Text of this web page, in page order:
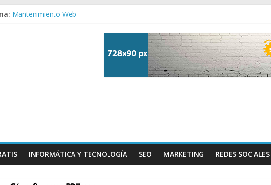
Mantenimiento Web
Empresas en remoto. Ofertas de internet, conexión en casa y mas herramientas.
La elección de compañías de Internet es fundamental para tu negocio
¿Por qué contratar una buena agencia de Branding?
INFORMÁTICA Y TECNOLOGÍA SEO MARKETING REDES SOCIALES